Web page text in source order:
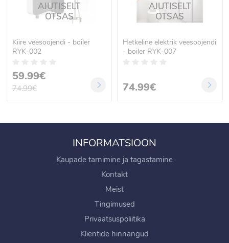
AJUTISELT
OTSAS
Kiire veesoojendi - boiler
RYK-002
59.99€
74.99€
AJUTISELT
OTSAS
Hetkeline elektrik veesoojendi
- boiler RYK-007
74.99€
INFORMATSIOON
Kaupade tarnimine ja tagastamine
Kontakt
Meist
Tingimused
Privaatsuspoliitika
Klientide hinnangud